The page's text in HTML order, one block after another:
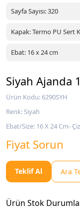
Sayfa Sayısı: 320
Kapak: Termo PU Sert
Ebat: 16 x 24 cm
Siyah Ajanda
Ürün Kodu: 6290SYH
Renk: Siyah
Ebat/Size: 16 X 24 Cm-
Fiyat Sorun
Teklif Al Ara
Ürün Stok